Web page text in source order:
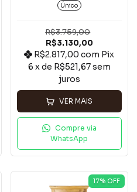
Único
R$3.759,00
R$3.130,00
R$2.817,00com Pix
6 x de R$521,67sem
juros
VER MAIS
Compre via
WhatsApp
17% OFF